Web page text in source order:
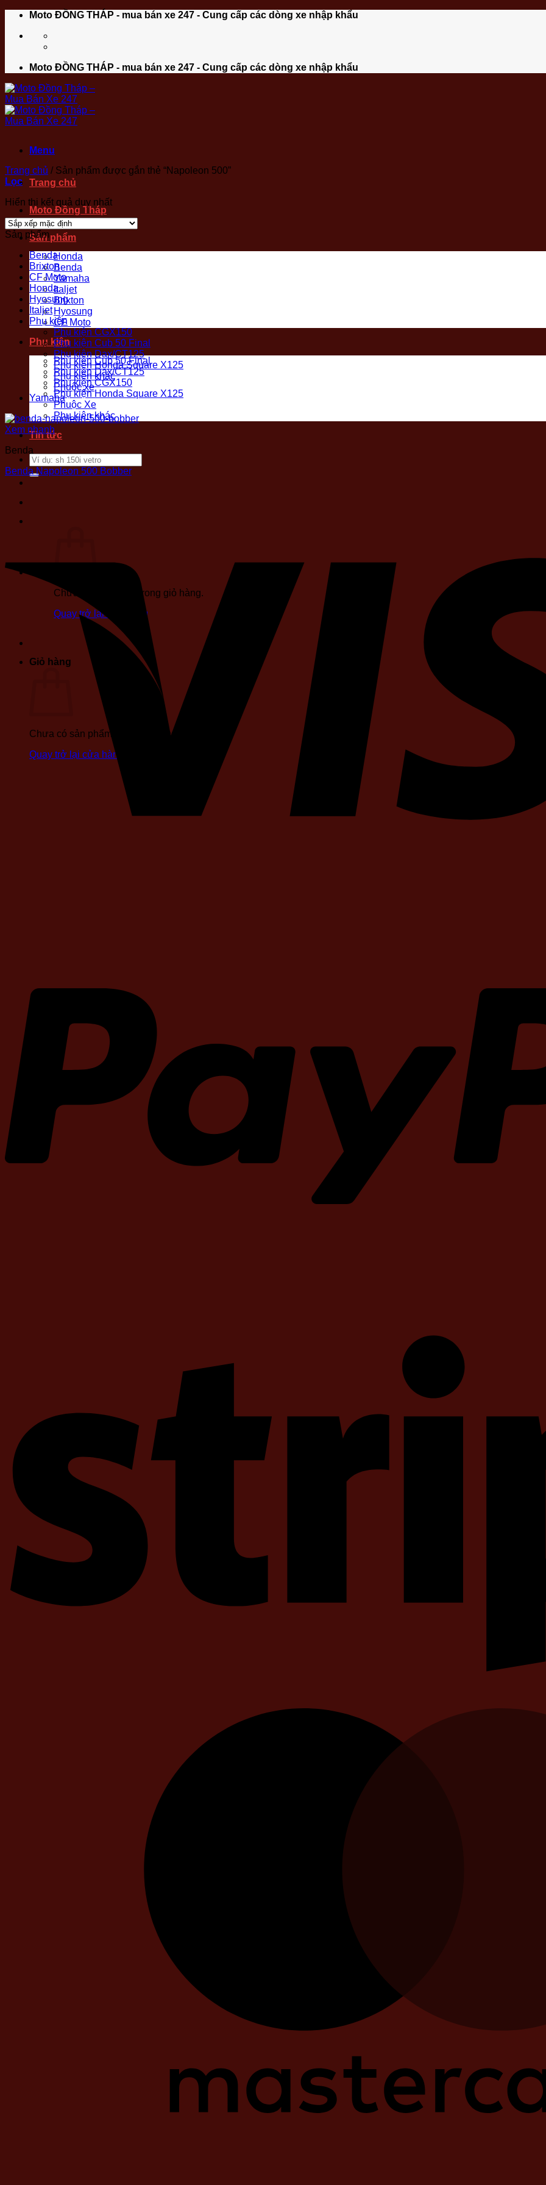
Moto ĐỒNG THÁP - mua bán xe 247 - Cung cấp các dòng xe nhập khẩu
Moto ĐỒNG THÁP - mua bán xe 247 - Cung cấp các dòng xe nhập khẩu
Menu
Trang chủ
Moto Đồng Tháp
Sản phẩm
Honda
Benda
Yamaha
Italjet
Brixton
Hyosung
CF Moto
Phụ kiện
Phụ kiện Cub 50 Final
Phụ kiện Dax/CT125
Phụ kiện CGX150
Phụ kiện Honda Square X125
Phuộc Xe
Phụ kiện khác
Tin tức
Tìm
kiếm:
Chưa có sản phẩm trong giỏ hàng.
Quay trở lại cửa hàng
Giỏ hàng
Chưa có sản phẩm trong giỏ hàng.
Quay trở lại cửa hàng
Trang chủ / Sản phẩm được gắn thẻ “Napoleon 500”
Lọc
Hiển thị kết quả duy nhất
Sản phẩm
Benda
Brixton
CF Moto
Honda
Hyosung
Italjet
Phụ kiện
Phụ kiện CGX150
Phụ kiện Cub 50 Final
Phụ kiện Dax/CT125
Phụ kiện Honda Square X125
Phụ kiện khác
Phuộc xe
Yamaha
Xem nhanh
Benda
Benda Napoleon 500 Bobber